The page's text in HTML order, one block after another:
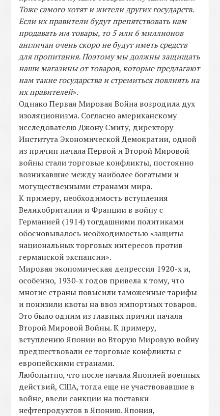
Тоже самого хотят и жители других государств.
Если их правители будут препятствовать нам
продавать им товары, то 5 или 6 миллионов
англичан очень скоро не будут иметь средств
для пропитания. Поэтому мы должны защищать
наши магазины от товаров, которые предлагают
нам такие государства и стремиться повлиять на
их правителей».
Однако Первая Мировая Война возродила дух
изоляционизма. Согласно американскому
исследователю Джону Смиту, директору
Института Экономической Демократии, одной
из причин начала Первой и Второй Мировой
войны стали торговые конфликты, постоянно
возникавшие между наиболее богатыми и
могущественными странами мира.
К примеру, необходимость вступления
Великобритании и Франции в войну с
Германией (1914) тогдашними политиками
обосновывалось необходимостью «защиты
национальных торговых интересов против
германской экспансии».
Мировая экономическая депрессия 1920-х и,
особенно, 1930-х годов привела к тому, что
многие страны повысили таможенные тарифы
и понизили квоты на ввоз импортных товаров.
Это было одним из главных причин начала
Второй Мировой Войны. К примеру,
вступлению Японии во Вторую Мировую войну
предшествовали ее торговые конфликты с
европейскими странами.
Любопытно, что после начала Японией военных
действий, США, тогда еще не участвовавшие в
войне, ввели санкции на поставки
нефтепродуктов в Японию. Япония,